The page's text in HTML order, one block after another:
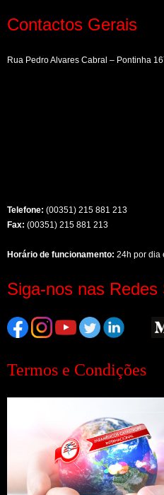
Contactos Gerais
Rua Pedro Alvares Cabral – Pontinha
Telefone: (00351) 215 881 213
Fax: (00351) 215 881 213
Horário de funcionamento: 24h por dia
Siga-nos nas Redes
Termos e Condições